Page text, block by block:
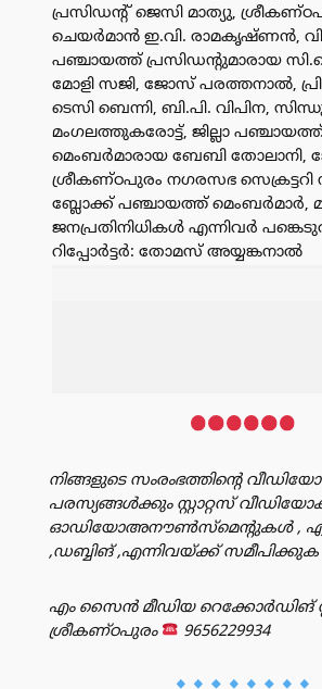
പ്രസിഡന്റ് ജെസി മാത്യു,
ചെയർമാൻ ഇ.വി. രാമകൃഷ്ണൻ,
പഞ്ചായത്ത് പ്രസിഡന്റുമാരായ
മോളി സജി, ജോസ് പരത്തനാൽ,
ടെസി ബെന്നി, ബി.പി. വിപിന,
മംഗലത്തുകരോട്ട്, ജില്ലാ
മെംബർമാരായ ബേബി തോലാനി,
ശ്രീകണ്ഠപുരം നഗരസഭ
ബ്ലോക്ക് പഞ്ചായത്ത് മെംബർമാർ,
ജനപ്രതിനിധികൾ എന്നിവർ
റിപ്പോർട്ടർ: തോമസ് അയ്യങ്കനാൽ
നിങ്ങളുടെ സംരംഭത്തിൻ്റെ വീഡിയോ
പരസ്യങ്ങൾക്കും സ്റ്റാറ്റസ്
ഓഡിയോഅനൗൺസ്‌മെന്റുകൾ ,
,ഡബ്ബിങ് ,എന്നിവയ്ക്ക് സമീപിക്കുക
എം സൈൻ മീഡിയ റെക്കോർഡിങ്
ശ്രീകണ്ഠപുരം
9656229934